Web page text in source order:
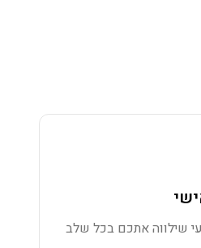
שילווה אתכם בכל שלב